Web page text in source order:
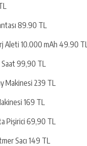
89.90 TL
Aleti 10.000 mAh 49.90 TL
Saat 99,90 TL
Makinesi 239 TL
169 TL
Pişirici 69,90 TL
Sacı 149 TL